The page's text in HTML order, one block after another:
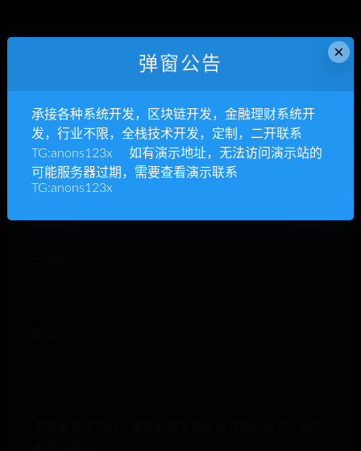
昵称*
×
弹窗公告
承接各种系统开发，区块链开发，金融理财系统开
发，行业不限，全栈技术开发，定制，二开联系
TG:anons123x 如有演示地址，无法访问演示站的
可能服务器过期，需要查看演示联系
TG:anons123x